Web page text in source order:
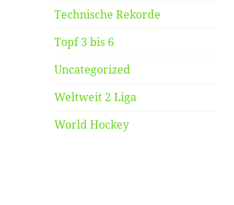
Technische Rekorde
Topf 3 bis 6
Uncategorized
Weltweit 2 Liga
World Hockey